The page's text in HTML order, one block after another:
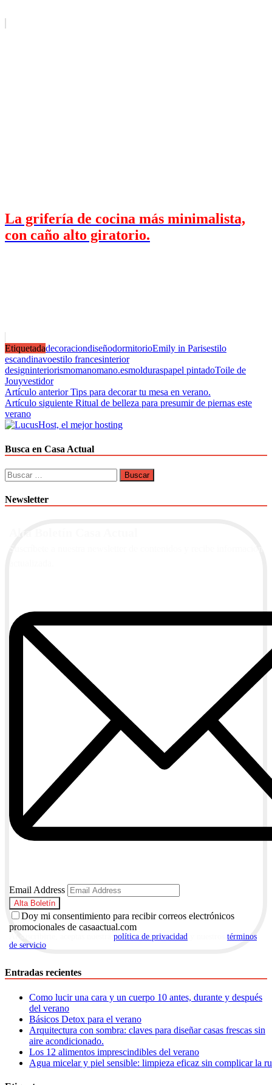
La grifería de cocina más minimalista,
con caño alto giratorio.
EtiquetadadecoraciondiseñodormitorioEmily in Parisestilo
escandinavoestilo francesinterior
designinteriorismomanomano.esmolduraspapel pintadoToile de
Jouyvestidor
Navegación
de
entradas
Artículo anterior Tips para decorar tu mesa en verano.
Artículo siguiente Ritual de belleza para presumir de piernas este
verano
Busca en Casa Actual
Buscar:
Newsletter
Email Address
Doy mi consentimiento para recibir correos electrónicos
promocionales de casaactual.com
política de privacidad
términos
de servicio
Entradas recientes
Como lucir una cara y un cuerpo 10 antes, durante y después
del verano
Básicos Detox para el verano
Arquitectura con sombra: claves para diseñar casas frescas sin
aire acondicionado.
Los 12 alimentos imprescindibles del verano
Agua micelar y piel sensible: limpieza eficaz sin complicar la